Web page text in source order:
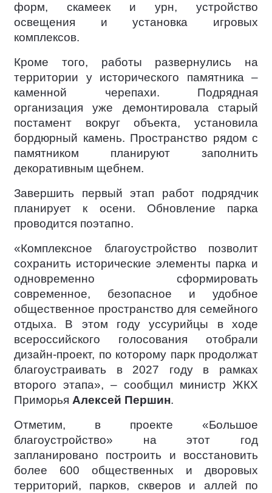
форм, скамеек и урн, устройство
освещения и установка игровых
комплексов.
Кроме того, работы развернулись на
территории у исторического памятника –
каменной черепахи. Подрядная
организация уже демонтировала старый
постамент вокруг объекта, установила
бордюрный камень. Пространство рядом с
памятником планируют заполнить
декоративным щебнем.
Завершить первый этап работ подрядчик
планирует к осени. Обновление парка
проводится поэтапно.
«Комплексное благоустройство позволит
сохранить исторические элементы парка и
одновременно сформировать
современное, безопасное и удобное
общественное пространство для семейного
отдыха. В этом году уссурийцы в ходе
всероссийского голосования отобрали
дизайн-проект, по которому парк продолжат
благоустраивать в 2027 году в рамках
второго этапа», – сообщил министр ЖКХ
Приморья Алексей Першин.
Отметим, в проекте «Большое
благоустройство» на этот год
запланировано построить и восстановить
более 600 общественных и дворовых
территорий, парков, скверов и аллей по